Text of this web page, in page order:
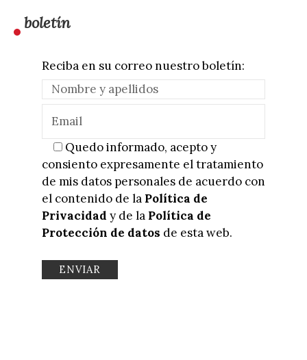
boletín
Reciba en su correo nuestro boletín:
Quedo informado, acepto y
consiento expresamente el tratamiento
de mis datos personales de acuerdo con
el contenido de la Política de
Privacidad y de la Política de
Protección de datos de esta web.